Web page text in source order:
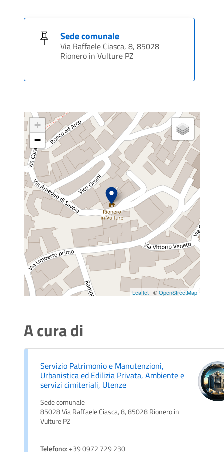
Sede comunale
Via Raffaele Ciasca, 8, 85028
Rionero in Vulture PZ
+
−
Leaflet | ©OpenStreetMap
A cura di
Servizio Patrimonio e Manutenzioni,
Urbanistica ed Edilizia Privata, Ambiente e
servizi cimiteriali, Utenze
Sede comunale
85028 Via Raffaele Ciasca, 8, 85028 Rionero in
Vulture PZ
Telefono: +39 0972 729 230